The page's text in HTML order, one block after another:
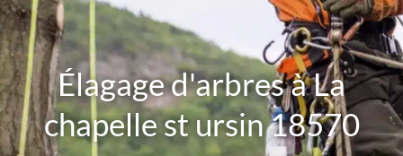
Élagage d'arbres à La
chapelle st ursin 18570